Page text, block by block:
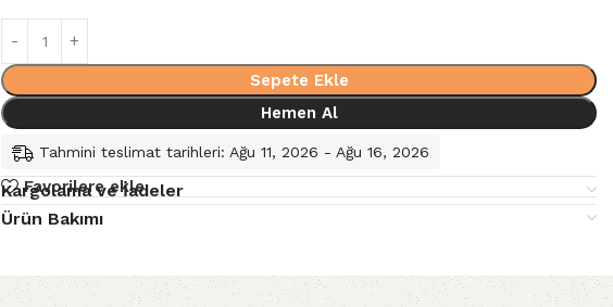
Sepete Ekle
Hemen Al
Tahmini teslimat tarihleri: Ağu 11, 2026 - Ağu 16, 2026
Favorilere ekle
Kargolama ve İadeler
Ürün Bakımı